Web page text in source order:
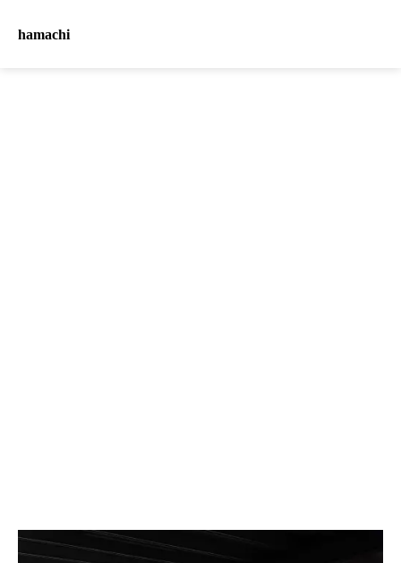
hamachi